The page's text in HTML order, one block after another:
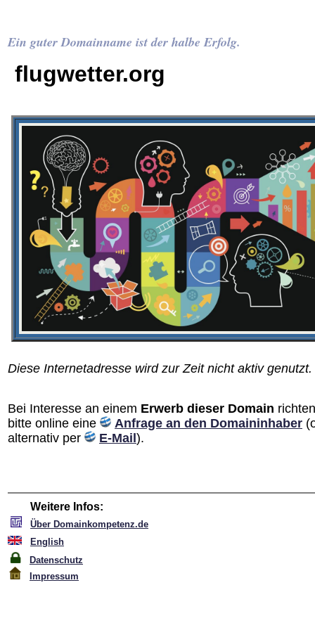
Ein guter Domainname ist der halbe Erfolg.
flugwetter.org
Diese Internetadresse wird zur Zeit nicht aktiv genutzt.
Bei Interesse an einem Erwerb dieser Domain
bitte online eine
Anfrage an den Domain­inhaber
alternativ per
E-Mail ).
Weitere Infos:
Über Domainkompetenz.de
English
Datenschutz
Impressum